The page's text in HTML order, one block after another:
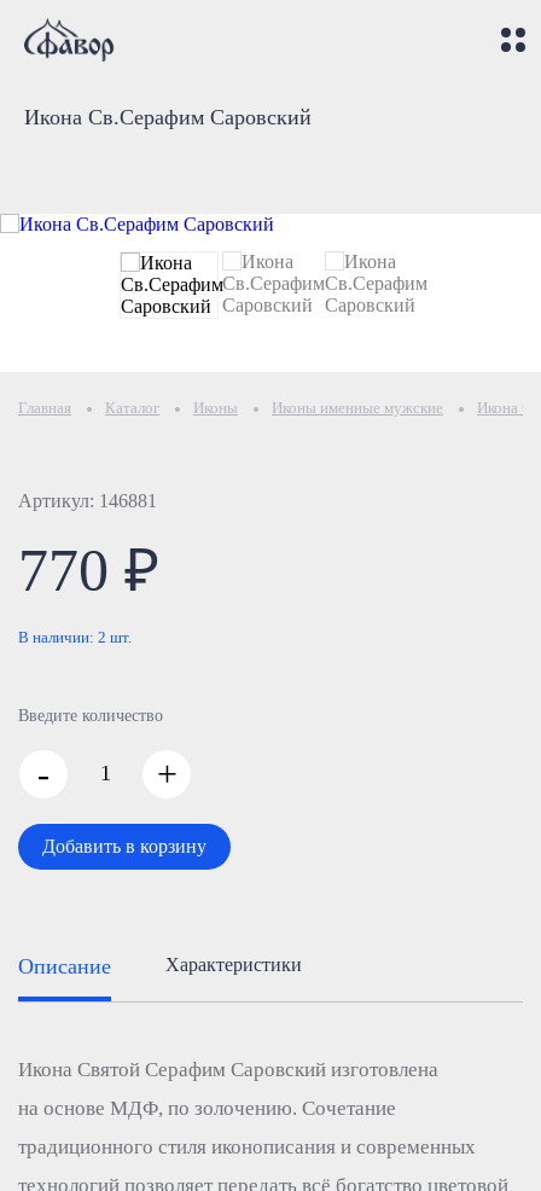
Икона Св.Серафим Саровский
Главная Каталог Иконы Иконы именные мужские Икона
Артикул: 146881
770 ₽
В наличии: 2 шт.
Введите количество
- +
Добавить в корзину
Описание Характеристики
Икона Святой Серафим Саровский изготовлена
на основе МДФ, по золочению. Сочетание
традиционного стиля иконописания и современных
технологий позволяет передать всё богатство цветовой